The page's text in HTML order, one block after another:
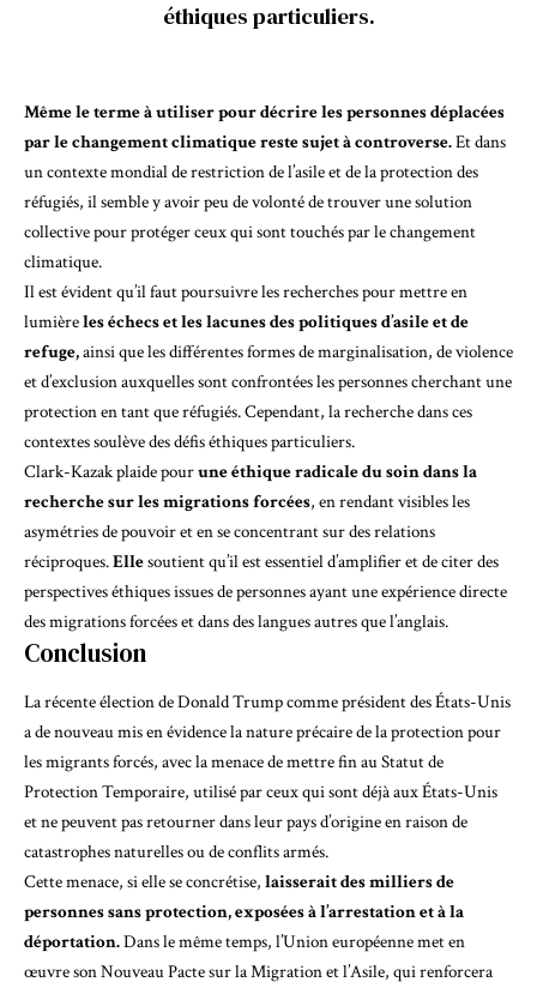
éthiques particuliers.
Même le terme à utiliser pour décrire les personnes déplacées
par le changement climatique reste sujet à controverse.Et dans
un contexte mondial de restriction de l’asile et de la protection des
réfugiés, il semble y avoir peu de volonté de trouver une solution
collective pour protéger ceux qui sont touchés par le changement
climatique.
Il est évident qu’il faut poursuivre les recherches pour mettre en
lumièreles échecs et les lacunes des politiques d’asile et de
refuge,ainsi que les différentes formes de marginalisation, de violence
et d’exclusion auxquelles sont confrontées les personnes cherchant une
protection en tant que réfugiés. Cependant, la recherche dans ces
contextes soulève des défis éthiques particuliers.
Clark-Kazakplaide pourune éthique radicale du soin dans la
recherche sur les migrations forcées, en rendant visibles les
asymétries de pouvoir et en se concentrant sur des relations
réciproques.Ellesoutient qu’il est essentiel d’amplifier et de citer des
perspectives éthiques issues de personnes ayant une expérience directe
des migrations forcées et dans des langues autres que l’anglais.
Conclusion
La récente élection de Donald Trumpcomme président des États-Unis
a de nouveau mis en évidence la nature précaire de la protection pour
les migrants forcés, avecla menace de mettre fin au Statut de
Protection Temporaire, utilisé par ceux qui sont déjà aux États-Unis
et ne peuvent pas retourner dans leur pays d’origine en raison de
catastrophes naturelles ou de conflits armés.
Cette menace, si elle se concrétise, laisserait des milliers de
personnes sans protection, exposées à l’arrestation et à la
déportation.Dans le même temps, l’Union européenne met en
œuvre sonNouveau Pacte sur la Migration et l’Asile, qui renforcera